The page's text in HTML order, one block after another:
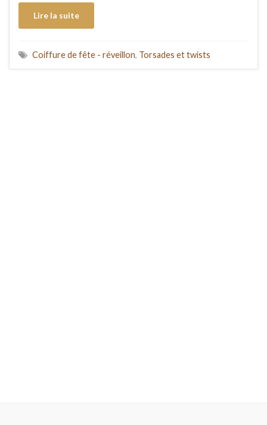
Lire la suite
Coiffure de fête - réveillon, Torsades et twists